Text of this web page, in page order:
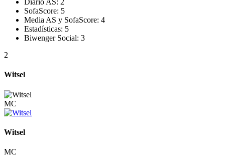
Diario AS: 2
SofaScore: 5
Media AS y SofaScore: 4
Estadísticas: 5
Biwenger Social: 3
2
Witsel
MC
Witsel
MC